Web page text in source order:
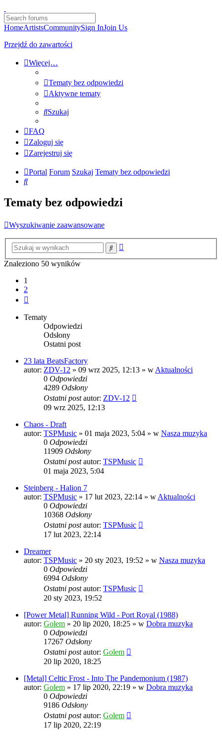
HomeArtistsCommunitySign InJoin Us
Przejdź do zawartości
Więcej…
Tematy bez odpowiedzi
Aktywne tematy
Szukaj
FAQ
Zaloguj się
Zarejestruj się
Portal Forum Szukaj Tematy bez odpowiedzi
Szukaj
Tematy bez odpowiedzi
Wyszukiwanie zaawansowane
Szukaj
Znaleziono 50 wyników
1
2
Tematy
Odpowiedzi
Odsłony
Ostatni post
23 lata BeatsFactory
autor: ZDV-12 » 09 wrz 2025, 12:13 » wAktualności
0 Odpowiedzi
4289 Odsłony
Ostatni postautor: ZDV-12
09 wrz 2025, 12:13
Chaos - Draft
autor: TSPMusic » 01 maja 2023, 5:04 » w Nasza muzyka
0 Odpowiedzi
11909 Odsłony
Ostatni postautor: TSPMusic
01 maja 2023, 5:04
Steinberg - Halion 7
autor: TSPMusic » 17 lut 2023, 22:14 » wAktualności
0 Odpowiedzi
10368 Odsłony
Ostatni postautor: TSPMusic
17 lut 2023, 22:14
Dreamer
autor: TSPMusic » 20 sty 2023, 19:52 » w Nasza muzyka
0 Odpowiedzi
6994 Odsłony
Ostatni postautor: TSPMusic
20 sty 2023, 19:52
[Power Metal] Running Wild - Port Royal (1988)
autor: Golem » 20 lip 2020, 18:25 » w Dobra muzyka
0 Odpowiedzi
17267 Odsłony
Ostatni postautor: Golem
20 lip 2020, 18:25
[Metal] Celtic Frost - Into The Pandemonium (1987)
autor: Golem » 17 lip 2020, 22:19 » w Dobra muzyka
0 Odpowiedzi
9186 Odsłony
Ostatni postautor: Golem
17 lip 2020, 22:19